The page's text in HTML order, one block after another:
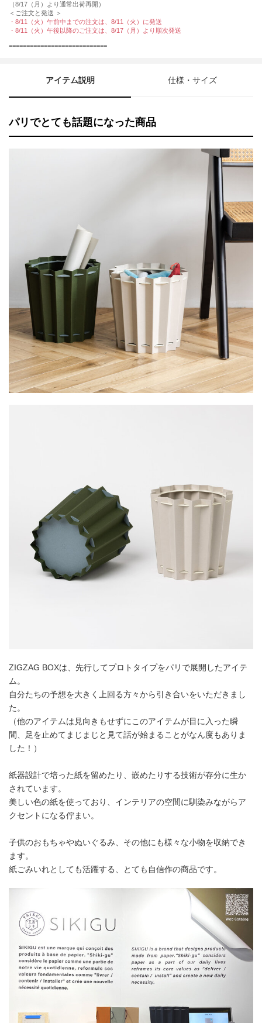
（8/17（月）より通常出荷再開）
＜ご注文と発送 ＞
・8/11（火）午前中までの注文は、8/11（火）に発送
・8/11（火）午後以降のご注文は、8/17（月）より順次発送
============================
アイテム説明 仕様・サイズ
パリでとても話題になった商品
ZIGZAG BOXは、先行してプロトタイプをパリで展開したアイテ
ム。
自分たちの予想を大きく上回る方々から引き合いをいただきまし
た。
（他のアイテムは見向きもせずにこのアイテムが目に入った瞬
間、足を止めてまじまじと見て話が始まることがなん度もありま
した！）
紙器設計で培った紙を留めたり、嵌めたりする技術が存分に生か
されています。
美しい色の紙を使っており、インテリアの空間に馴染みながらア
クセントになる佇まい。
子供のおもちゃやぬいぐるみ、その他にも様々な小物を収納でき
ます。
紙ごみいれとしても活躍する、とても自信作の商品です。